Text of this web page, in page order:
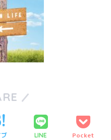
LINE Pocket